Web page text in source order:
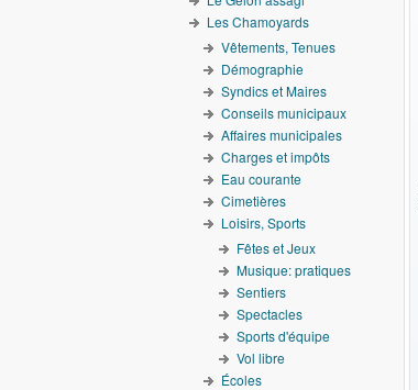
Les Chamoyards
Vêtements, Tenues
Démographie
Syndics et Maires
Conseils municipaux
Affaires municipales
Charges et impôts
Eau courante
Cimetières
Loisirs, Sports
Fêtes et Jeux
Musique: pratiques
Sentiers
Spectacles
Sports d'équipe
Vol libre
Écoles